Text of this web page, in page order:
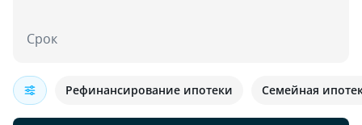
Срок
Рефинансирование ипотеки Семейная